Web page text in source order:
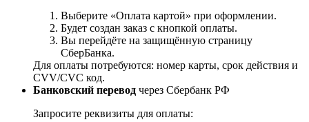
Выберите «Оплата картой» при оформлении.
Будет создан заказ с кнопкой оплаты.
Вы перейдёте на защищённую страницу
СберБанка.
Для оплаты потребуются: номер карты, срок действия и
CVV/CVC код.
Банковский перевод через Сбербанк РФ
Запросите реквизиты для оплаты: